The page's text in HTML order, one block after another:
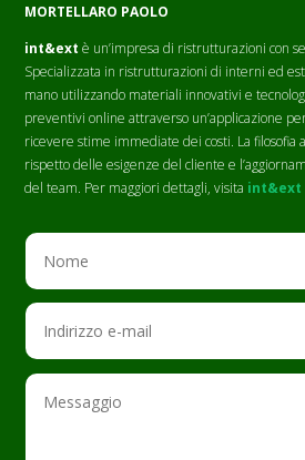
MORTELLARO PAOLO
int&ext è un’impresa di ristrutturazioni con
Specializzata in ristrutturazioni di interni ed
mano utilizzando materiali innovativi e
preventivi online attraverso un’applicazione
ricevere stime immediate dei costi. La filosofia
rispetto delle esigenze del cliente e
del team. Per maggiori dettagli, visita int&ext